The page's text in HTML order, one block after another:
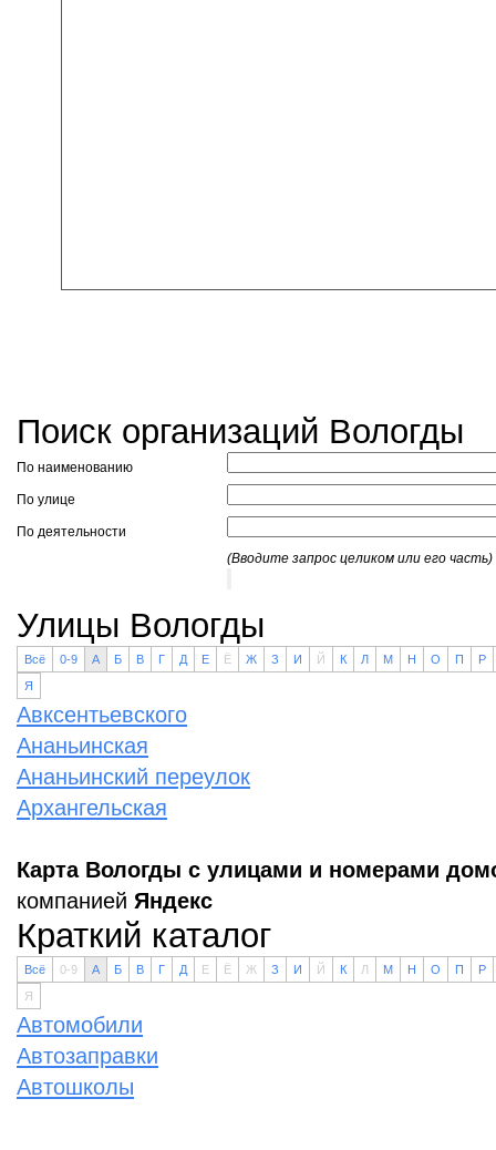
Поиск организаций Вологды
По наименованию
По улице
По деятельности
(Вводите запрос целиком или его часть)
Улицы Вологды
Всё 0-9 А Б В Г Д Е Ё Ж З И Й К Л М Н О П
Р
Я
Авксентьевского
Ананьинская
Ананьинский переулок
Архангельская
Карта Вологды с улицами и номерами
компанией Яндекс
Краткий каталог
Всё 0-9 А Б В Г Д Е Ё Ж З И Й К Л М Н О П
Р
Я
Автомобили
Автозаправки
Автошколы